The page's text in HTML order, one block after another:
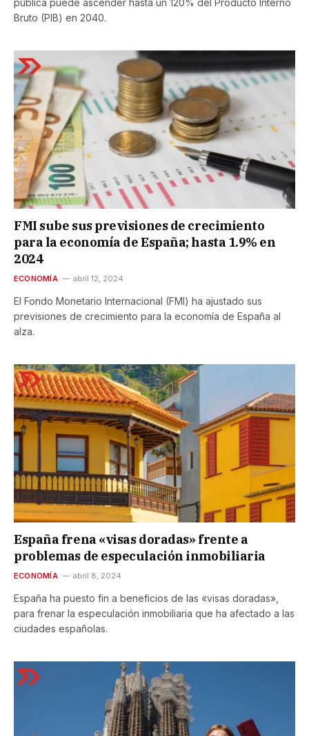
Bruto (PIB) en 2040.
FMI sube sus previsiones de crecimiento
para la economía de España; hasta 1.9% en
2024
ECONOMÍA abril 12, 2024
El Fondo Monetario Internacional (FMI) ha ajustado sus
previsiones de crecimiento para la economía de España al
alza.
España frena «visas doradas» frente a
problemas de especulación inmobiliaria
ECONOMÍA abril 8, 2024
España ha puesto fin a beneficios de las «visas doradas»,
para frenar la especulación inmobiliaria que ha afectado a las
ciudades españolas.